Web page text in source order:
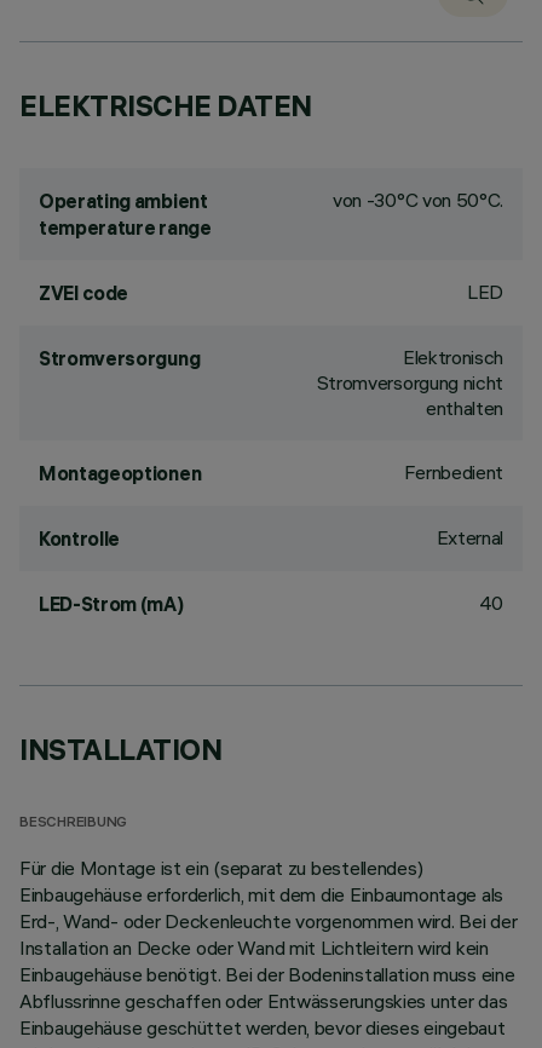
ELEKTRISCHE DATEN
Operating ambient
temperature range
von -30°C von 50°C.
ZVEI code LED
Stromversorgung
Elektronisch
Stromversorgung nicht
enthalten
Montageoptionen Fernbedient
Kontrolle External
LED-Strom (mA) 40
INSTALLATION
BESCHREIBUNG
Für die Montage ist ein (separat zu bestellendes)
Einbaugehäuse erforderlich, mit dem die Einbaumontage als
Erd-, Wand- oder Deckenleuchte vorgenommen wird. Bei der
Installation an Decke oder Wand mit Lichtleitern wird kein
Einbaugehäuse benötigt. Bei der Bodeninstallation muss eine
Abflussrinne geschaffen oder Entwässerungskies unter das
Einbaugehäuse geschüttet werden, bevor dieses eingebaut